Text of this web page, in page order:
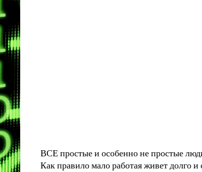
ВСЕ простые и особенно не простые
Как правило мало работая живет долго и